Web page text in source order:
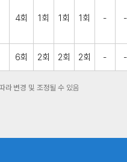
4회 1회 1회 1회 - -
6회 2회 2회 2회 - -
라 변경 및 조정될 수 있음